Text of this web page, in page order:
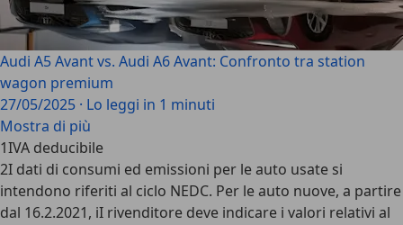
Audi A5 Avant vs. Audi A6 Avant: Confronto tra station
wagon premium
27/05/2025 · Lo leggi in 1 minuti
Mostra di più
1IVA deducibile
2I dati di consumi ed emissioni per le auto usate si
intendono riferiti al ciclo NEDC. Per le auto nuove, a partire
dal 16.2.2021, iI rivenditore deve indicare i valori relativi al